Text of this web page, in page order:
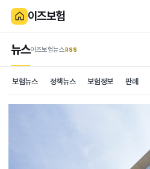
이즈보험
뉴스이즈보험뉴스.RSS
보험뉴스 정책뉴스 보험정보 판례